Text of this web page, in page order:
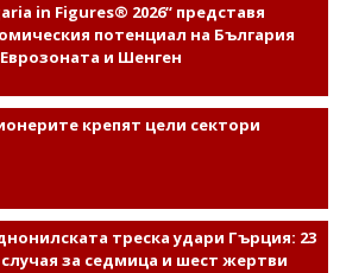
in Figures® 2026“ представя
потенциал на България
и Шенген
крепят цели сектори
треска удари Гърция: 23
за седмица и шест жертви